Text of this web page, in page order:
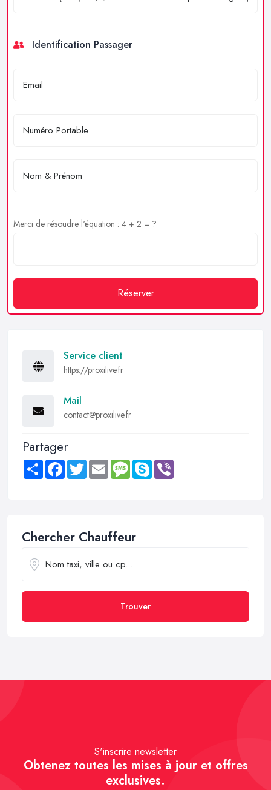
Identification Passager
Merci de résoudre l'équation : 4 + 2 = ?
Réserver
Service client
https://proxilive.fr
Mail
contact@proxilive.fr
Partager
Share FacebookTwitter Email MessageSkype
Chercher Chauffeur
Trouver
S'inscrire newsletter
Obtenez toutes les mises à jour et offres
exclusives.